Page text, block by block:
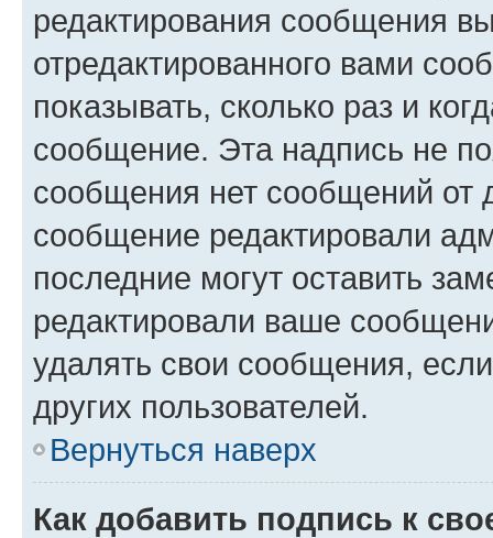
редактирования сообщения
отредактированного вами
показывать, сколько раз и
сообщение. Эта надпись не
сообщения нет сообщений от
сообщение редактировали
последние могут оставить
редактировали ваше
удалять свои сообщения,
других пользователей.
Вернуться наверх
Как добавить подпись к